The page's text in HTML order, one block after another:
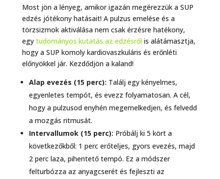
Most jön a lényeg, amikor igazán megérezzük a SUP
edzés jótékony hatásait! A pulzus emelése és a
törzsizmok aktiválása nem csak érzésre hatékony,
egy tudományos kutatás az edzésrőlis alátámasztja,
hogy a SUP komoly kardiovaszkuláris és erőnléti
előnyökkel jár. Kezdődjön a kaland!
Alap evezés (15 perc): Találj egy kényelmes,
egyenletes tempót, és evezz folyamatosan. A cél,
hogy a pulzusod enyhén megemelkedjen, és felvedd
a mozgás ritmusát.
Intervallumok (15 perc): Próbálj ki 5 kört a
következőkből: 1 perc erőteljes, gyors evezés, majd
2 perc laza, pihentető tempó. Ez a módszer
felturbózza az anyagcserét és fejleszti az